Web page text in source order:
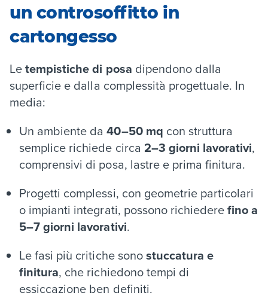
un controsoffitto in
cartongesso
Letempistiche di posa dipendono dalla
superficie e dalla complessità progettuale. In
media:
Un ambiente da40–50 mq con struttura
semplice richiede circa 2–3 giorni lavorativi,
comprensivi di posa, lastre e prima finitura.
Progetti complessi, con geometrie particolari
o impianti integrati, possono richiederefino a
5–7 giorni lavorativi.
Le fasi più critiche sonostuccatura e
finitura, che richiedono tempi di
essiccazione ben definiti.